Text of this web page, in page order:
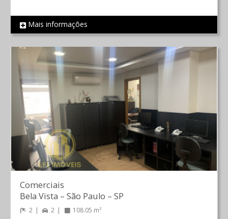
REF 789
Mais informações
Comerciais
Bela Vista – São Paulo – SP
2 2 108.05 m²